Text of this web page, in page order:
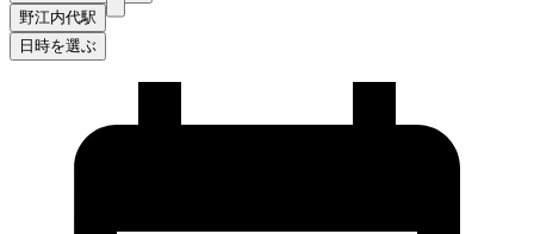
野江内代駅
日時を選ぶ